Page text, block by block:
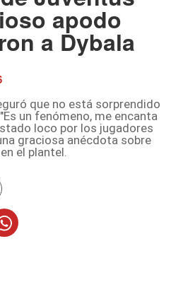
apodo
a Dybala
que no está sorprendido
un fenómeno, me encanta
loco por los jugadores
graciosa anécdota sobre
el plantel.